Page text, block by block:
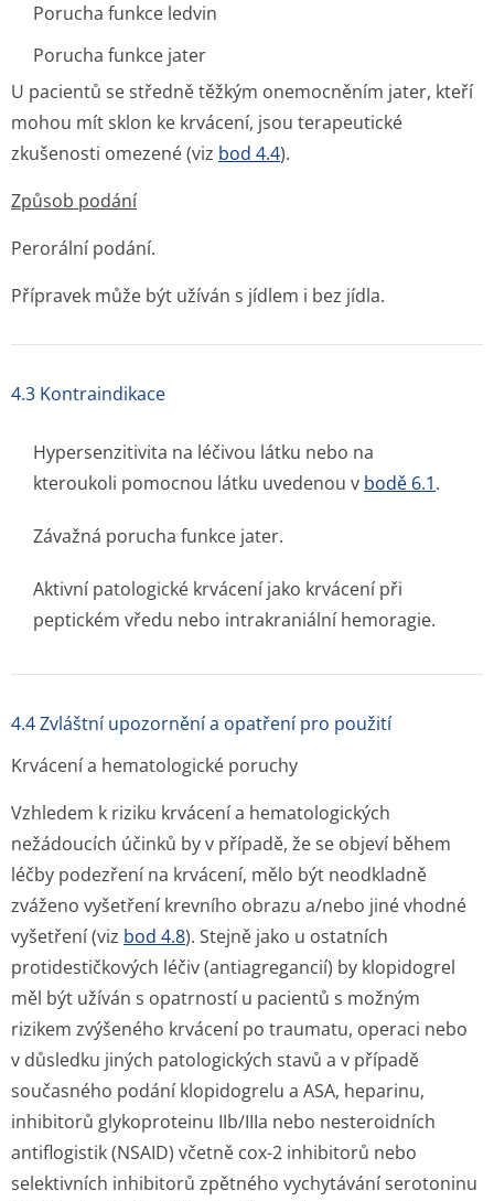
Porucha funkce ledvin
Porucha funkce jater
U pacientů se středně těžkým onemocněním jater, kteří
mohou mít sklon ke krvácení, jsou terapeutické
zkušenosti omezené (viz bod 4.4).
Způsob podání
Perorální podání.
Přípravek může být užíván s jídlem i bez jídla.
4.3 Kontraindikace
Hypersenzitivita na léčivou látku nebo na
kteroukoli pomocnou látku uvedenou v bodě 6.1.
Závažná porucha funkce jater.
Aktivní patologické krvácení jako krvácení při
peptickém vředu nebo intrakraniální hemoragie.
4.4 Zvláštní upozornění a opatření pro použití
Krvácení a hematologické poruchy
Vzhledem k riziku krvácení a hematologických
nežádoucích účinků by v případě, že se objeví během
léčby podezření na krvácení, mělo být neodkladně
zváženo vyšetření krevního obrazu a/nebo jiné vhodné
vyšetření (viz bod 4.8). Stejně jako u ostatních
protidestičkových léčiv (antiagregancií) by klopidogrel
měl být užíván s opatrností u pacientů s možným
rizikem zvýšeného krvácení po traumatu, operaci nebo
v důsledku jiných patologických stavů a v případě
současného podání klopidogrelu a ASA, heparinu,
inhibitorů glykoproteinu IIb/IIIa nebo nesteroidních
antiflogistik (NSAID) včetně cox-2 inhibitorů nebo
selektivních inhibitorů zpětného vychytávání serotoninu